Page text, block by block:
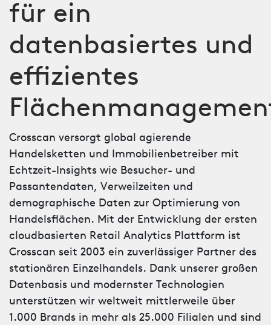
für ein
datenbasiertes und
effizientes
Crosscan versorgt global agierende
Handelsketten und Immobilienbetreiber mit
Echtzeit-Insights wie Besucher- und
Passantendaten, Verweilzeiten und
demographische Daten zur Optimierung von
Handelsflächen. Mit der Entwicklung der ersten
cloudbasierten Retail Analytics Plattform ist
Crosscan seit 2003 ein zuverlässiger Partner des
stationären Einzelhandels. Dank unserer großen
Datenbasis und modernster Technologien
unterstützen wir weltweit mittlerweile über
1.000 Brands in mehr als 25.000 Filialen und sind